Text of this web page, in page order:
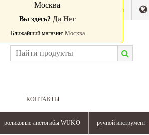
Магазин
КОНТАКТЫ
роликовые листогибы WUKO ручной инструмент
Москва
Вы здесь? Да Нет
Ближайший магазин: Москва